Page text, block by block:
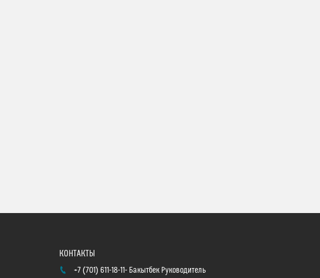
+7 (701) 611-18-11 Бакытбек Руководитель